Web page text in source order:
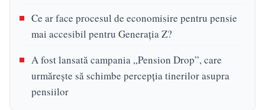
Ce ar face procesul de economisire pentru pensie
mai accesibil pentru Generația Z?
A fost lansată campania „Pension Drop”, care
urmărește să schimbe percepția tinerilor asupra
pensiilor